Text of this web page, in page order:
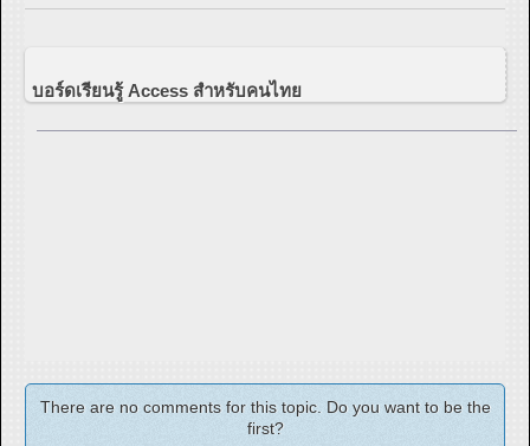
บอร์ดเรียนรู้ Access สำหรับคนไทย
There are no comments for this topic. Do you want to be the
first?